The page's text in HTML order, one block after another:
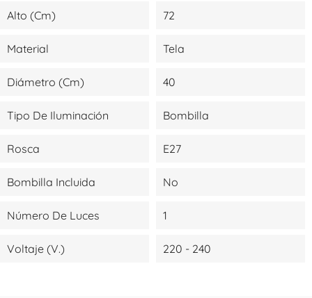
Alto (cm) 72
Material Tela
Diámetro (cm) 40
Tipo De Iluminación Bombilla
Rosca E27
Bombilla Incluida No
Número De Luces 1
Voltaje (V.) 220 - 240